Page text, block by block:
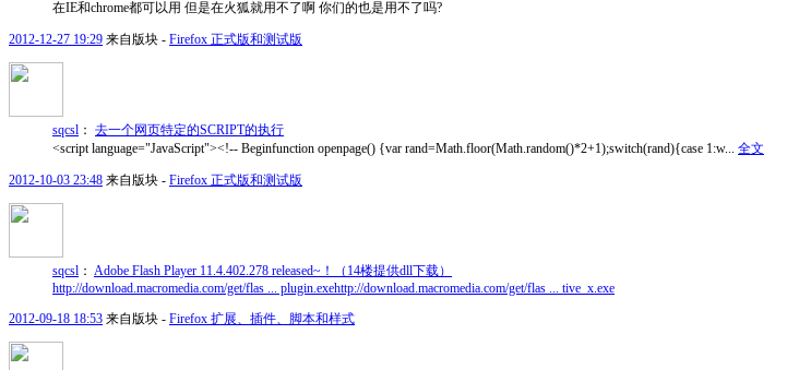
在IE和chrome都可以用 但是在火狐就用不了啊 你们的也是用不了吗?
2012-12-27 19:29 来自版块 - Firefox 正式版和测试版
sqcsl ： 去一个网页特定的SCRIPT的执行
<script language="JavaScript"><!-- Beginfunction openpage() {var rand=Math.floor(Math.random()*2+1);switch(rand){case 1:w... 全文
2012-10-03 23:48 来自版块 - Firefox 正式版和测试版
sqcsl ： Adobe Flash Player 11.4.402.278 released~！（14楼提供dll下载）
http://download.macromedia.com/get/flas ... plugin.exehttp://download.macromedia.com/get/flas ... tive_x.exe
2012-09-18 18:53 来自版块 - Firefox 扩展、插件、脚本和样式